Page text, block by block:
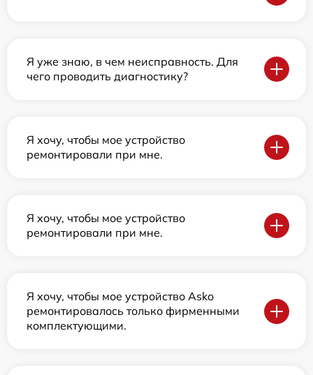
Я уже знаю, в чем неисправность. Для
чего проводить диагностику?
Я хочу, чтобы мое устройство
ремонтировали при мне.
Я хочу, чтобы мое устройство
ремонтировали при мне.
Я хочу, чтобы мое устройство Asko
ремонтировалось только фирменными
комплектующими.